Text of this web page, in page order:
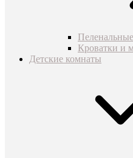
Кроватки и
Детские комнаты